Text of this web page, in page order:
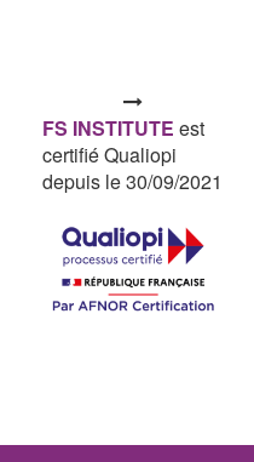
FS INSTITUTE est
certifié Qualiopi
depuis le 30/09/2021